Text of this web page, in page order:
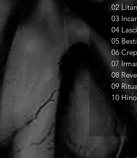
02
03
04
05
06
07
08
09
10